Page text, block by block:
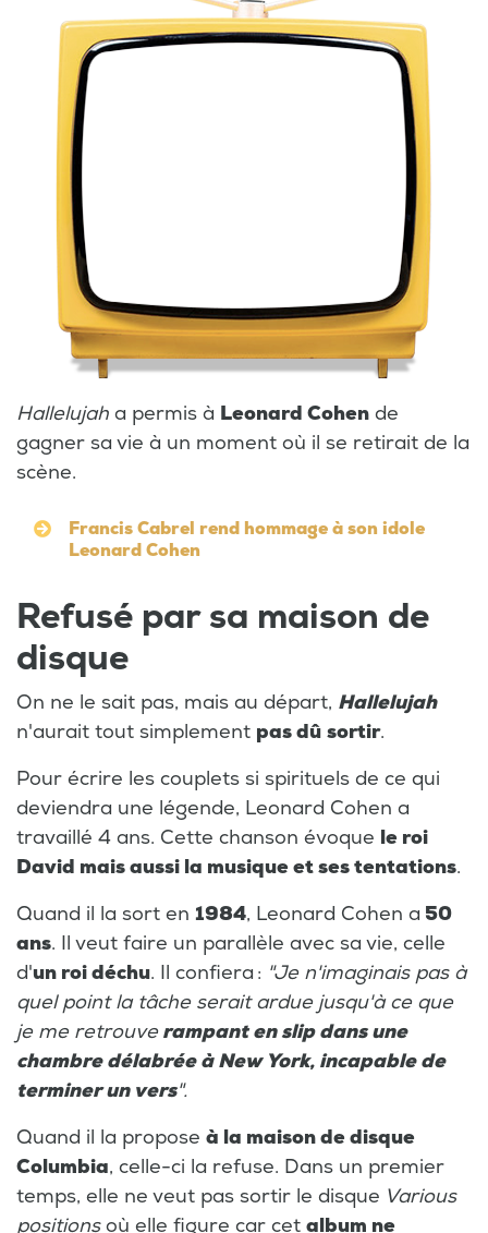
Hallelujah a permis à Leonard Cohen de
gagner sa vie à un moment où il se retirait de la
scène.
Francis Cabrel rend hommage à son idole
Leonard Cohen
Refusé par sa maison de
disque
On ne le sait pas, mais au départ, Hallelujah
n'aurait tout simplement pas dû sortir.
Pour écrire les couplets si spirituels de ce qui
deviendra une légende, Leonard Cohen a
travaillé 4 ans. Cette chanson évoque le roi
David mais aussi la musique et ses tentations.
Quand il la sort en 1984, Leonard Cohen a 50
ans. Il veut faire un parallèle avec sa vie, celle
d'un roi déchu. Il confiera : "Je n'imaginais pas à
quel point la tâche serait ardue jusqu'à ce que
je me retrouverampant en slip dans une
chambre délabrée à New York, incapable de
terminer un vers".
Quand il la propose à la maison de disque
Columbia, celle-ci la refuse. Dans un premier
temps, elle ne veut pas sortir le disque Various
positionsoù elle figure car cet album ne